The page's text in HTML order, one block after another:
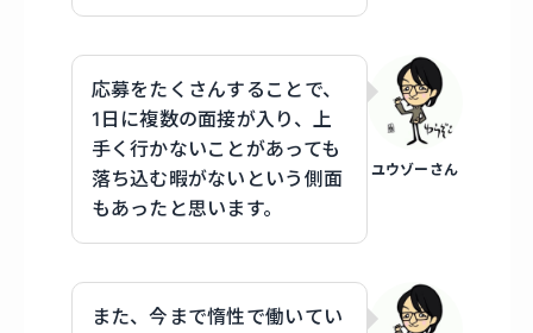
ユウゾーさん
応募をたくさんすることで、
1日に複数の面接が入り、上
手く行かないことがあっても
落ち込む暇がないという側面
もあったと思います。
また、今まで惰性で働いてい